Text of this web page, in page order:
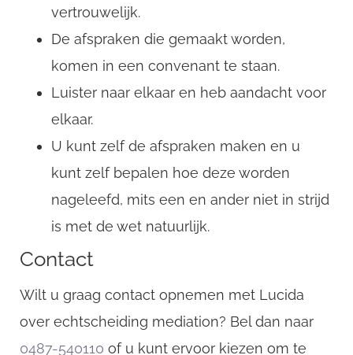
vertrouwelijk.
De afspraken die gemaakt worden,
komen in een convenant te staan.
Luister naar elkaar en heb aandacht voor
elkaar.
U kunt zelf de afspraken maken en u
kunt zelf bepalen hoe deze worden
nageleefd, mits een en ander niet in strijd
is met de wet natuurlijk.
Contact
Wilt u graag contact opnemen met Lucida
over echtscheiding mediation? Bel dan naar
0487-540110 of u kunt ervoor kiezen om te